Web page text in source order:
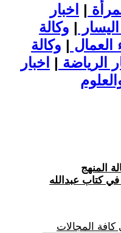
| اخبار
| وكالة
العمال | وكالة
الرياضة | اخبار
المنهج
كتاب عبدالله
المجالات